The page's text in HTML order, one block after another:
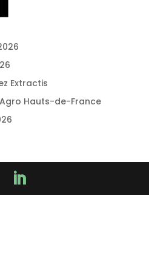
Extractis
Hauts-de-France